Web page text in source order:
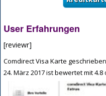
User Erfahrungen
[reviewr]
Comdirect Visa Karte
24. März 2017ist bewertet mit4.8